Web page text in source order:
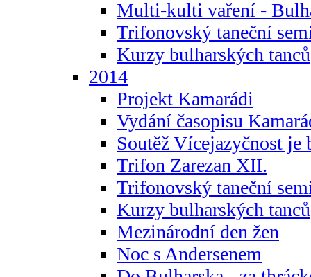
Multi-kulti vaření -
Trifonovský taneční
Kurzy bulharských tanců
2014
Projekt Kamarádi
Vydání časopisu
Soutěž Vícejazyčnost je
Trifon Zarezan XII.
Trifonovský taneční
Kurzy bulharských tanců
Mezinárodní den žen
Noc s Andersenem